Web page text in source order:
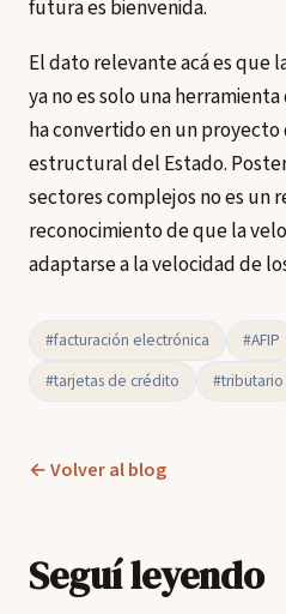
futura es bienvenida.
El dato relevante acá es que
ya no es solo una
ha convertido en un
estructural del Estado.
sectores complejos no es un
reconocimiento de que la
adaptarse a la velocidad de
#facturación electrónica #AFIP
#tarjetas de crédito
#tributario
← Volver al blog
Seguí leyendo